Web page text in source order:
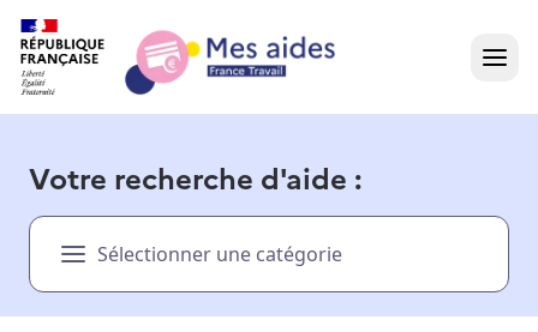
Présentation vidéo
Votre recherche d'aide :
Sélectionner une catégorie